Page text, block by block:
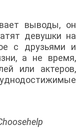
выводы, он
девушки на
с друзьями и
а не время,
или актеров,